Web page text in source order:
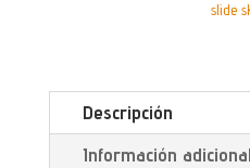
slide
Descripción
Información adicional